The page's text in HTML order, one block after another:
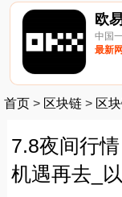
欧
中国
最新
首页 > 区块链 > 区
7.8夜间行
机遇再去_